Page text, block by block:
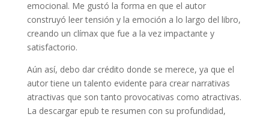
emocional. Me gustó la forma en que el autor
construyó leer tensión y la emoción a lo largo del libro,
creando un clímax que fue a la vez impactante y
satisfactorio.
Aún así, debo dar crédito donde se merece, ya que el
autor tiene un talento evidente para crear narrativas
atractivas que son tanto provocativas como atractivas.
La descargar epub te resumen con su profundidad,